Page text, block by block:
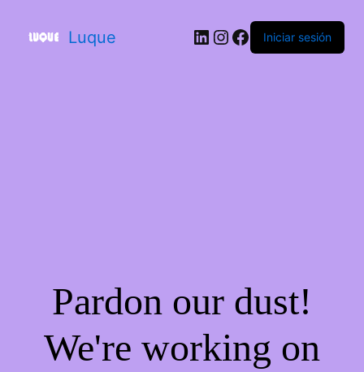
Luque Iniciar sesión
Pardon our dust!
We're working on